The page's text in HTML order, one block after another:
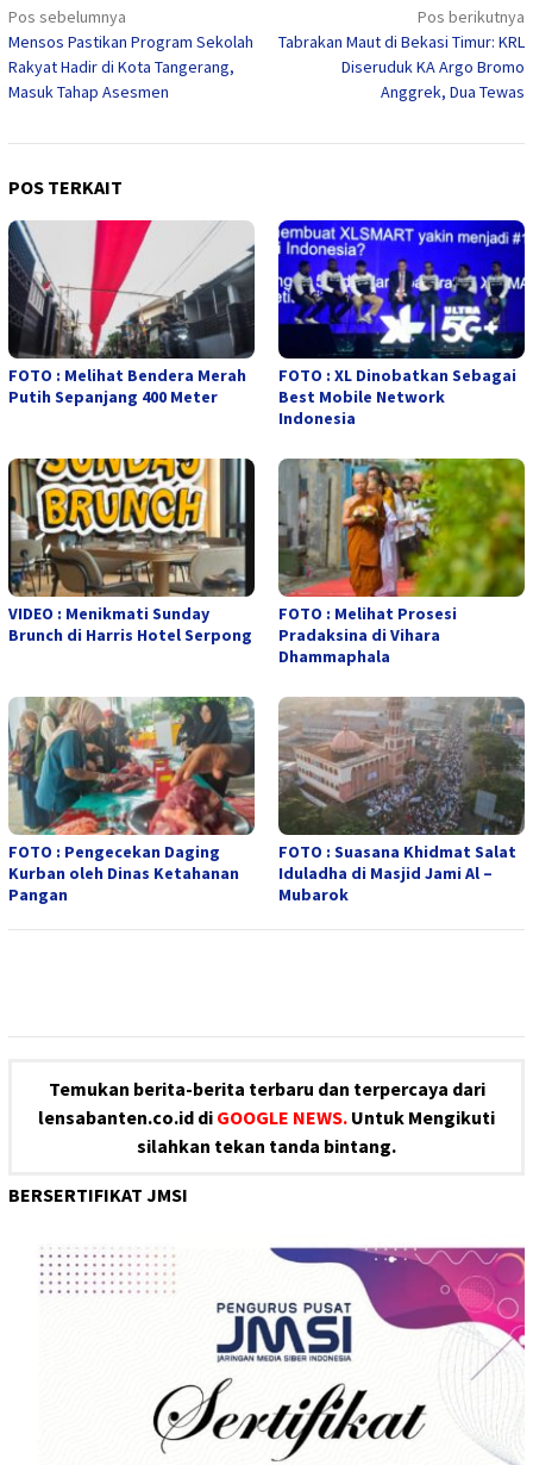
Navigasi
pos
Pos sebelumnya
Mensos Pastikan Program Sekolah
Rakyat Hadir di Kota Tangerang,
Masuk Tahap Asesmen
Pos berikutnya
Tabrakan Maut di Bekasi Timur: KRL
Diseruduk KA Argo Bromo
Anggrek, Dua Tewas
POS TERKAIT
FOTO : Melihat Bendera Merah
Putih Sepanjang 400 Meter
FOTO : XL Dinobatkan Sebagai
Best Mobile Network
Indonesia
VIDEO : Menikmati Sunday
Brunch di Harris Hotel Serpong
FOTO : Melihat Prosesi
Pradaksina di Vihara
Dhammaphala
FOTO : Pengecekan Daging
Kurban oleh Dinas Ketahanan
Pangan
FOTO : Suasana Khidmat Salat
Iduladha di Masjid Jami Al –
Mubarok
Temukan berita-berita terbaru dan terpercaya dari
lensabanten.co.id di GOOGLE NEWS. Untuk Mengikuti
silahkan tekan tanda bintang.
BERSERTIFIKAT JMSI